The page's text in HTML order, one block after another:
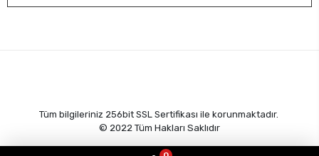
Tüm bilgileriniz 256bit SSL Sertifikası ile korunmaktadır.
© 2022 Tüm Hakları Saklıdır